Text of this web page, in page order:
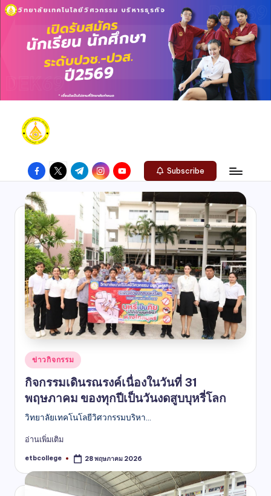
Subscribe
ข่าวกิจกรรม
กิจกรรมเดินรณรงค์เนื่องในวันที่ 31
พฤษภาคม ของทุกปีเป็นวันงดสูบบุหรี่โลก
วิทยาลัยเทคโนโลยีวิศวกรรมบริหา...
อ่านเพิ่มเติม
etbcollege 28 พฤษภาคม 2026